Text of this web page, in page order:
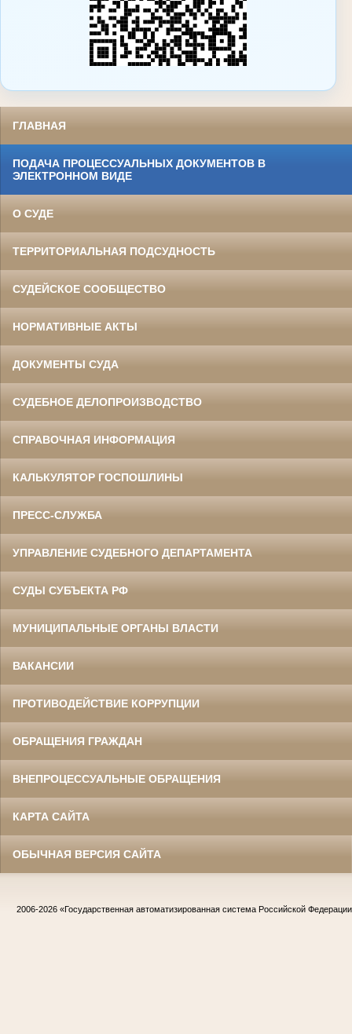
ГЛАВНАЯ
ПОДАЧА ПРОЦЕССУАЛЬНЫХ ДОКУМЕНТОВ В
ЭЛЕКТРОННОМ ВИДЕ
О СУДЕ
ТЕРРИТОРИАЛЬНАЯ ПОДСУДНОСТЬ
СУДЕЙСКОЕ СООБЩЕСТВО
НОРМАТИВНЫЕ АКТЫ
ДОКУМЕНТЫ СУДА
СУДЕБНОЕ ДЕЛОПРОИЗВОДСТВО
СПРАВОЧНАЯ ИНФОРМАЦИЯ
КАЛЬКУЛЯТОР ГОСПОШЛИНЫ
ПРЕСС-СЛУЖБА
УПРАВЛЕНИЕ СУДЕБНОГО ДЕПАРТАМЕНТА
СУДЫ СУБЪЕКТА РФ
МУНИЦИПАЛЬНЫЕ ОРГАНЫ ВЛАСТИ
ВАКАНСИИ
ПРОТИВОДЕЙСТВИЕ КОРРУПЦИИ
ОБРАЩЕНИЯ ГРАЖДАН
ВНЕПРОЦЕССУАЛЬНЫЕ ОБРАЩЕНИЯ
КАРТА САЙТА
ОБЫЧНАЯ ВЕРСИЯ САЙТА
2006-2026 «Государственная автоматизированная система Российской